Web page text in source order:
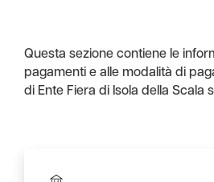
Questa sezione contiene le
pagamenti e alle modalità di
di Ente Fiera di Isola della Scala